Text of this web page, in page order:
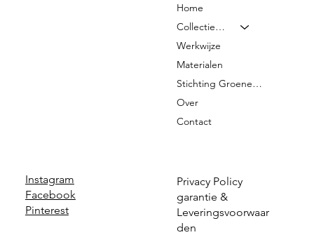
Instagram
Facebook
Pinterest
Privacy Policy
garantie &
Leveringsvoorwaar
den
Home
Collectie & Prijzen
Werkwijze
Materialen
Stichting Groene Graven
Over
Contact